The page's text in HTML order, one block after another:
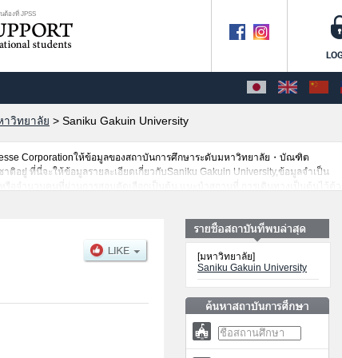
ต้องที่ JPSS
าวิทยาลัย > Saniku Gakuin University
Corporationให้ข้อมูลของสถาบันการศึกษาระดับมหาวิทยาลัย・บัณฑิต
ยู่ ที่นี่จะให้ข้อมูลรายละเอียดเกี่ยวกับSaniku Gakuin University,ข้อมูลจำเป็น
จำนวนคนที่ผ่านการสอบคัดเลือกเป็นต้น,แนะนำสถานที่,การเดินทางเป็นต้นไว้ด้วย
[มหาวิทยาลัย]
Saniku Gakuin University